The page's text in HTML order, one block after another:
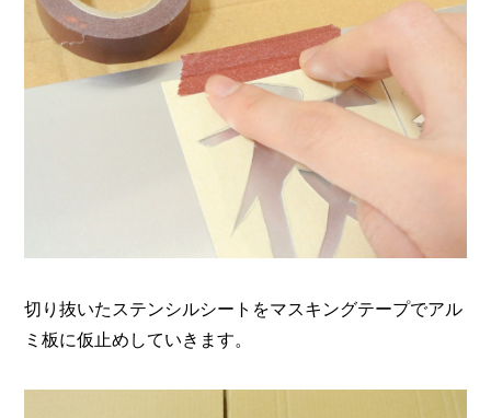
切り抜いたステンシルシートをマスキングテープでアル
ミ板に仮止めしていきます。